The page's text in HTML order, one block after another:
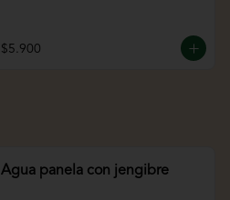
$5.900
Agua panela con jengibre